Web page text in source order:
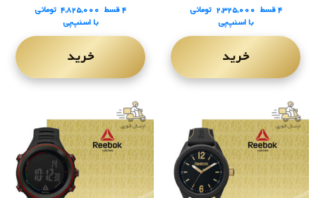
۴ قسط ۲,۳۲۵,۰۰۰ تومانی
با اسنپ‌پی
خرید
۴ قسط ۴,۸۲۵,۰۰۰ تومانی
با اسنپ‌پی
خرید